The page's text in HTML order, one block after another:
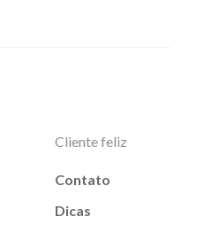
Cliente feliz
Contato
Dicas